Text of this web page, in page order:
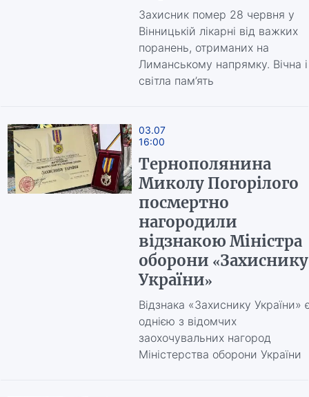
Захисник помер 28 червня у
Вінницькій лікарні від важких
поранень, отриманих на
Лиманському напрямку. Вічна і
світла пам’ять
03.07
16:00
Тернополянина
Миколу Погорілого
посмертно
нагородили
відзнакою Міністра
оборони «Захиснику
України»
Відзнака «Захиснику України»
однією з відомчих
заохочувальних нагород
Міністерства оборони України